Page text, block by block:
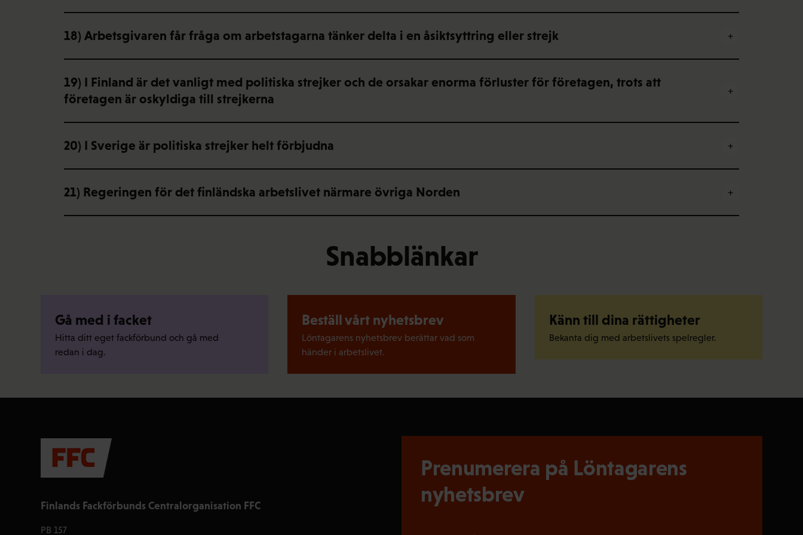
18) Arbetsgivaren får fråga om arbetstagarna tänker delta i en åsiktsyttring eller strejk
19) I Finland är det vanligt med politiska strejker och de orsakar enorma förluster för företagen, trots att
företagen är oskyldiga till strejkerna
20) I Sverige är politiska strejker helt förbjudna
21) Regeringen för det finländska arbetslivet närmare övriga Norden
Snabblänkar
Gå med i facket
Hitta ditt eget fackförbund och gå med
redan i dag.
Beställ vårt nyhetsbrev
Löntagarens nyhetsbrev berättar vad som
händer i arbetslivet.
Känn till dina rättigheter
Bekanta dig med arbetslivets spelregler.
Finlands Fackförbunds Centralorganisation FFC
PB 157
Prenumerera på Löntagarens
nyhetsbrev